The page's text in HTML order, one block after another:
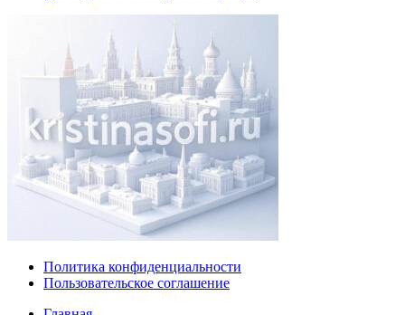
Политика конфиденциальности
Пользовательское соглашение